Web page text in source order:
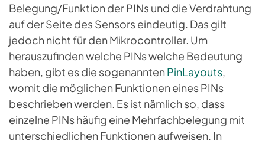
Belegung/Funktion der PINs und die Verdrahtung
auf der Seite des Sensors eindeutig. Das gilt
jedoch nicht für den Mikrocontroller. Um
herauszufinden welche PINs welche Bedeutung
haben, gibt es die sogenanntenPinLayouts,
womit die möglichen Funktionen eines PINs
beschrieben werden. Es ist nämlich so, dass
einzelne PINs häufig eine Mehrfachbelegung mit
unterschiedlichen Funktionen aufweisen. In